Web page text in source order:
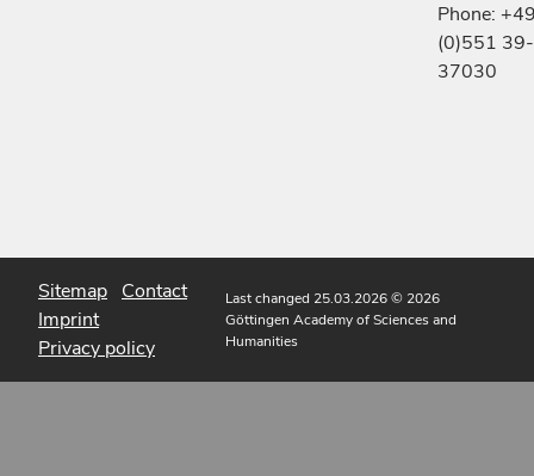
Phone:
(0)551 39-
37030
Sitemap Contact
Imprint
Privacy policy
Last changed 25.03.2026© 2026
Göttingen Academy of Sciences and
Humanities